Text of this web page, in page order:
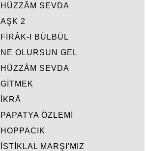
HÜZZÂM SEVDA
AŞK 2
FİRÂK-I BÜLBÜL
NE OLURSUN GEL
HÜZZÂM SEVDA
GİTMEK
İKRÂ
PAPATYA ÖZLEMİ
HOPPACIK
İSTİKLAL MARŞI'MIZ